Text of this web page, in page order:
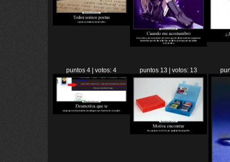
puntos 4 | votos: 4 puntos 13 | votos: 13